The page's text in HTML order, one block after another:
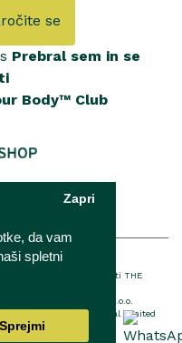
da vam
spletni
Zapri
Sprejmi
se
Prebral sem in se
Body™ Club
Limited
SHOP LIMITED™ v lasti THE
podjetja IQ Verde d.o.o.
Body Shop International Limited